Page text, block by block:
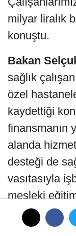
milyar liralık
konuştu.
Bakan
sağlık
özel
kaydettiği
finansmanın
alanda
desteği de
vasıtasıyla
mesleki
eğitimleri
programları